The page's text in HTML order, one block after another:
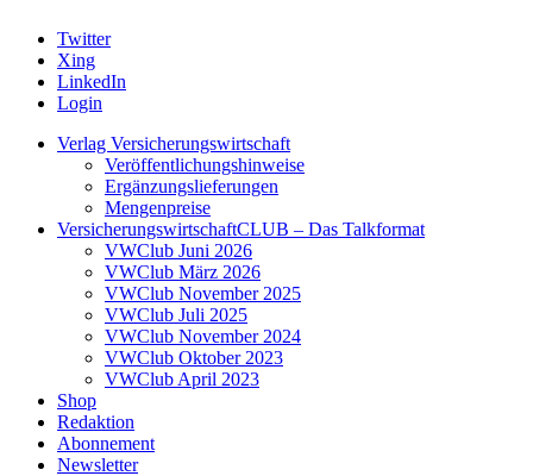
Twitter
Xing
LinkedIn
Login
Verlag Versicherungswirtschaft
Veröffentlichungshinweise
Ergänzungslieferungen
Mengenpreise
VersicherungswirtschaftCLUB – Das Talkformat
VWClub Juni 2026
VWClub März 2026
VWClub November 2025
VWClub Juli 2025
VWClub November 2024
VWClub Oktober 2023
VWClub April 2023
Shop
Redaktion
Abonnement
Newsletter